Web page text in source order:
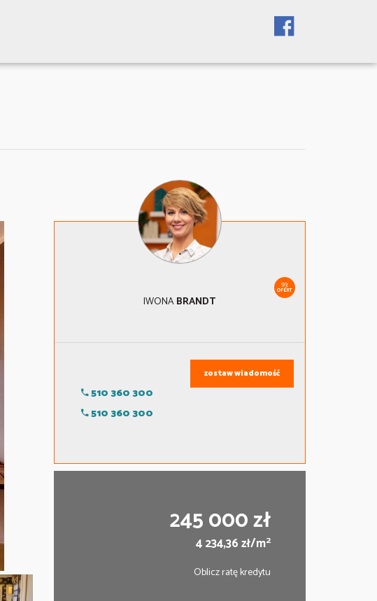
93
OFERT
IWONABRANDT
510 360 300
510 360 300
zostaw wiadomość
245 000 zł
4 234,36 zł/m2
Oblicz ratę kredytu